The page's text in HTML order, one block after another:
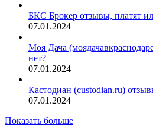
БКС Брокер отзывы, платят
07.01.2024
Моя Дача
нет?
07.01.2024
Кастодиан (custodian.ru)
07.01.2024
Показать больше